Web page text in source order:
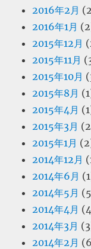
2016年2月
2016年1月
2015年12月
2015年11月
2015年10月
2015年8月
2015年4月
2015年3月
2015年1月
2014年12月
2014年6月
2014年5月
2014年4月
2014年3月
2014年2月